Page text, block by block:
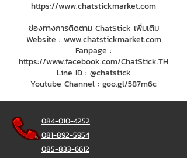
https://www.chatstickmarket.com
ช่องทางการติดตาม ChatStick เพิ่มเติม
Website : www.chatstickmarket.com
Fanpage :
https://www.facebook.com/ChatStick.TH
Line ID : @chatstick
Youtube Channel : goo.gl/587m6c
084-010-4252
081-892-5954
085-833-6612